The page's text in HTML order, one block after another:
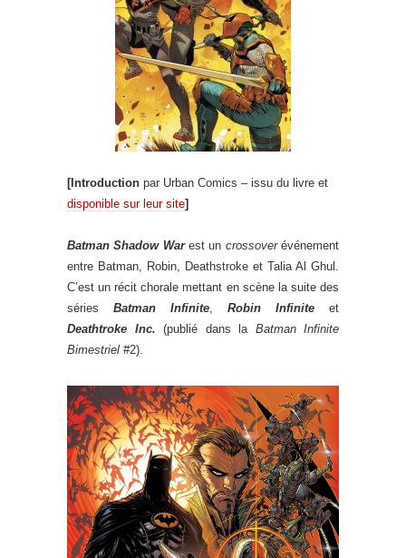
[Introduction par Urban Comics – issu du livre et
disponible sur leur site]
Batman Shadow Warest un crossoverévénement
entre Batman, Robin, Deathstroke et Talia Al Ghul.
C’est un récit chorale mettant en scène la suite des
séries Batman Infinite, Robin Infinite et
Deathtroke Inc. (publié dans la Batman Infinite
Bimestriel #2).